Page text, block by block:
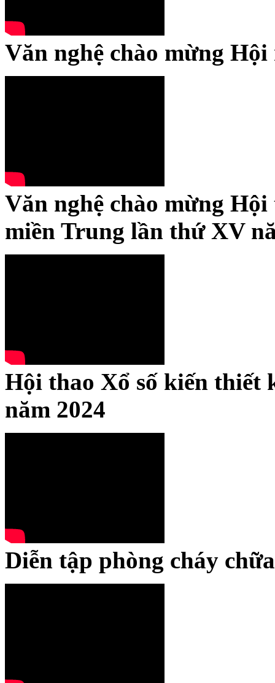
Văn nghệ chào mừng
Văn nghệ chào mừng
miền Trung lần thứ XV
Hội thao Xổ số kiến thiết
năm 2024
Diễn tập phòng cháy